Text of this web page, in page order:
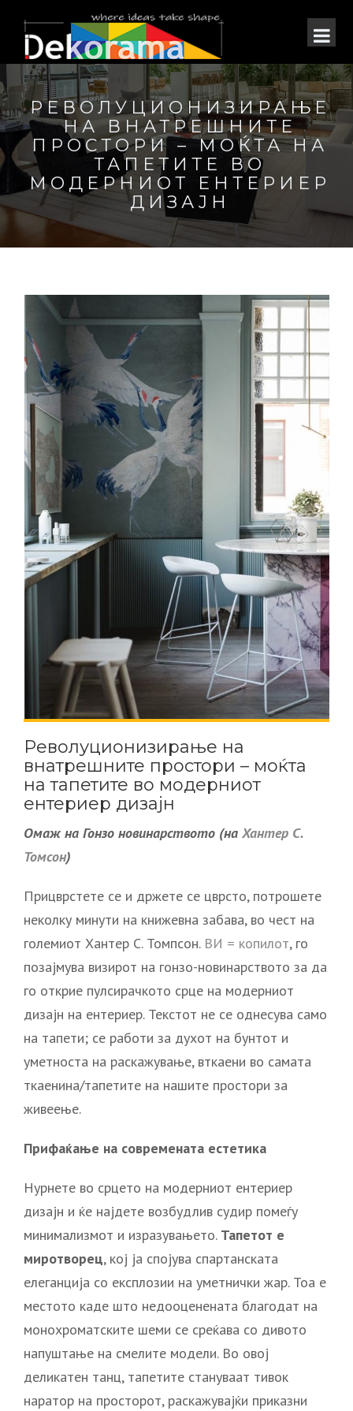
РЕВОЛУЦИОНИЗИРАЊЕ
НА ВНАТРЕШНИТЕ
ПРОСТОРИ – МОЌТА НА
ТАПЕТИТЕ ВО
МОДЕРНИОТ ЕНТЕРИЕР
ДИЗАЈН
Револуционизирање на
внатрешните простори – моќта
на тапетите во модерниот
ентериер дизајн
Омаж на Гонзо новинарството (на Хантер С.
Томсон)
Прицврстете се и држете се цврсто, потрошете
неколку минути на книжевна забава, во чест на
големиот Хантер С. Томпсон. ВИ = копилот, го
позајмува визирот на гонзо-новинарството за да
го открие пулсирачкото срце на модерниот
дизајн на ентериер. Текстот не се однесува само
на тапети; се работи за духот на бунтот и
уметноста на раскажување, вткаени во самата
ткаенина/тапетите на нашите простори за
живеење.
Прифаќање на современата естетика
Нурнете во срцето на модерниот ентериер
дизајн и ќе најдете возбудлив судир помеѓу
минимализмот и изразувањето. Тапетот е
миротворец, кој ја спојува спартанската
елеганција со експлозии на уметнички жар. Тоа е
местото каде што недооценената благодат на
монохроматските шеми се среќава со дивото
напуштање на смелите модели. Во овој
деликатен танц, тапетите стануваат тивок
наратор на просторот, раскажувајќи приказни